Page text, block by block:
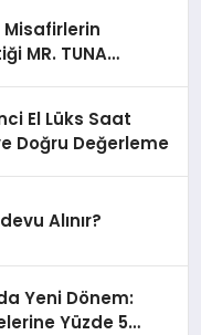
Misafirlerin
MR. TUNA
El Lüks Saat
Doğru Değerleme
Alınır?
Yeni Dönem:
Yüzde 5